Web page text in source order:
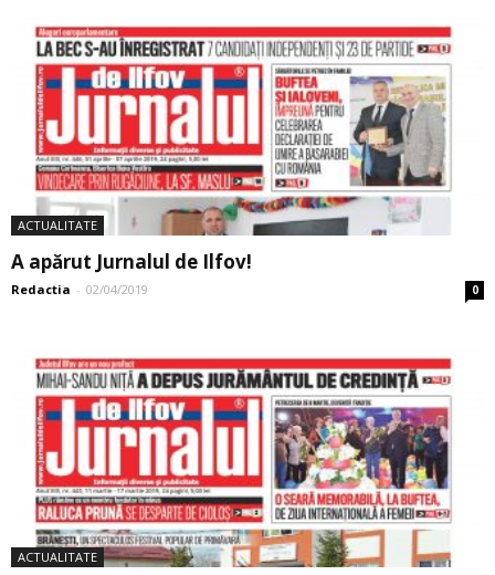
ACTUALITATE
A apărut Jurnalul de Ilfov!
Redactia - 02/04/2019 0
ACTUALITATE